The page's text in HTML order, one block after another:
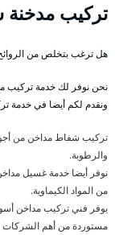
تركيب
هل ترغب بتخلص من
نحن نوفر لك خدمة تركيب
ونقدم لكم أيضا في خدمة
تركيب شفاط مداخن من
والرطوبة.
نوفر أيضا خدمة غسيل
من المواد الكيماوية.
يوفر فني تركيب مداخن
مستوردة من أهم الشركات